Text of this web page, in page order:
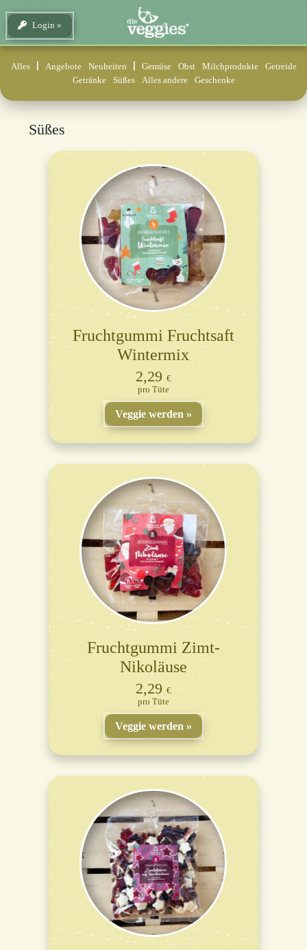
Login
Alles Angebote Neuheiten Gemüse Obst Milchprodukte
Getreide
Getränke
Süßes Alles andere Geschenke
Süßes
Fruchtgummi Fruchtsaft
Wintermix
2,29€
Tüte
Veggie werden
Fruchtgummi Zimt-
Nikoläuse
2,29€
Tüte
Veggie werden